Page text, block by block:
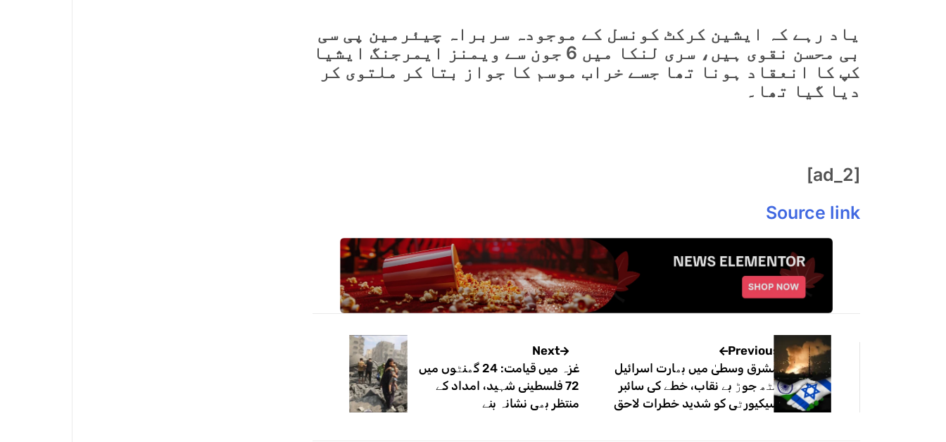
یاد رہے کہ ایشین کرکٹ کونسل کے موجودہ سربراہ چیئرمین پی سی
بی محسن نقوی ہیں، سری لنکا میں 6 جون سے ویمنز ایمرجنگ ایشیا
کپ کا انعقاد ہونا تھا جسے خراب موسم کا جواز بتا کر ملتوی کر
دیا گیا تھا۔
[ad_2]
Source link
Previous
مشرق وسطیٰ میں بھارت اسرائیل
گٹھ جوڑ بے نقاب، خطے کی سائبر
سیکیورٹی کو شدید خطرات لاحق
Next
غزہ میں قیامت: 24 گھنٹوں میں
72 فلسطینی شہید، امداد کے
منتظر بھی نشانہ بنے